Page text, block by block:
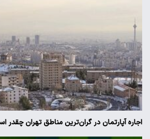
اجاره آپارتمان در گران‌ترین مناطق تهران چقدر